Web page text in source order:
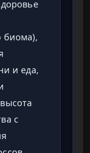
биома),
и еда,
с